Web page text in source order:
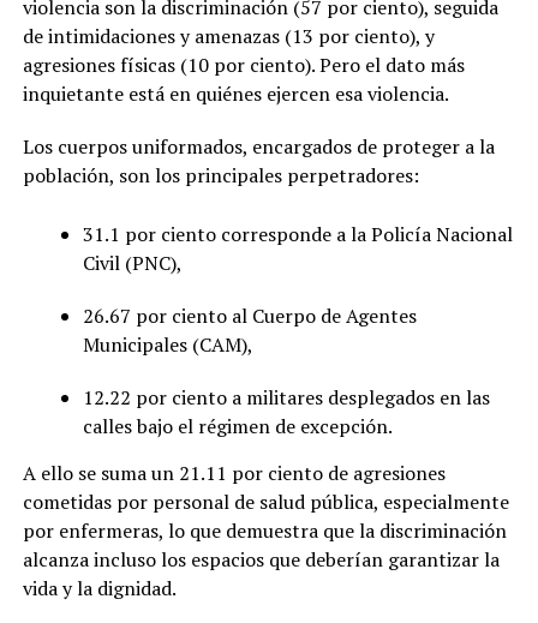
violencia son la discriminación (57 por ciento), seguida
de intimidaciones y amenazas (13 por ciento), y
agresiones físicas (10 por ciento). Pero el dato más
inquietante está en quiénes ejercen esa violencia.
Los cuerpos uniformados, encargados de proteger a la
población, son los principales perpetradores:
31.1 por ciento corresponde a la Policía Nacional
Civil (PNC),
26.67 por ciento al Cuerpo de Agentes
Municipales (CAM),
12.22 por ciento a militares desplegados en las
calles bajo el régimen de excepción.
A ello se suma un 21.11 por ciento de agresiones
cometidas por personal de salud pública, especialmente
por enfermeras, lo que demuestra que la discriminación
alcanza incluso los espacios que deberían garantizar la
vida y la dignidad.